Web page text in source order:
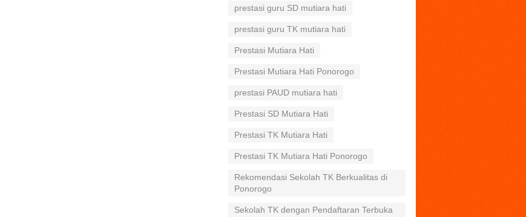
prestasi guru SD mutiara hati
prestasi guru TK mutiara hati
Prestasi Mutiara Hati
Prestasi Mutiara Hati Ponorogo
prestasi PAUD mutiara hati
Prestasi SD Mutiara Hati
Prestasi TK Mutiara Hati
Prestasi TK Mutiara Hati Ponorogo
Rekomendasi Sekolah TK Berkualitas di
Ponorogo
Sekolah TK dengan Pendaftaran Terbuka